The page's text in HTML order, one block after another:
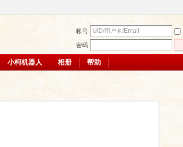
帐号
密码
小柯机器人 相册 帮助